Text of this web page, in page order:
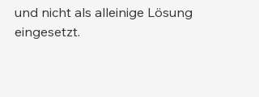
und nicht als alleinige Lösung
eingesetzt.